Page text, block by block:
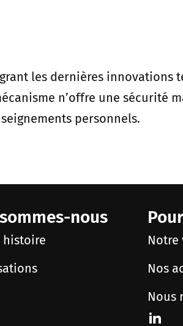
les dernières innovations
n’offre une sécurité
personnels.
nous
histoire
Notre
Nos
Nous